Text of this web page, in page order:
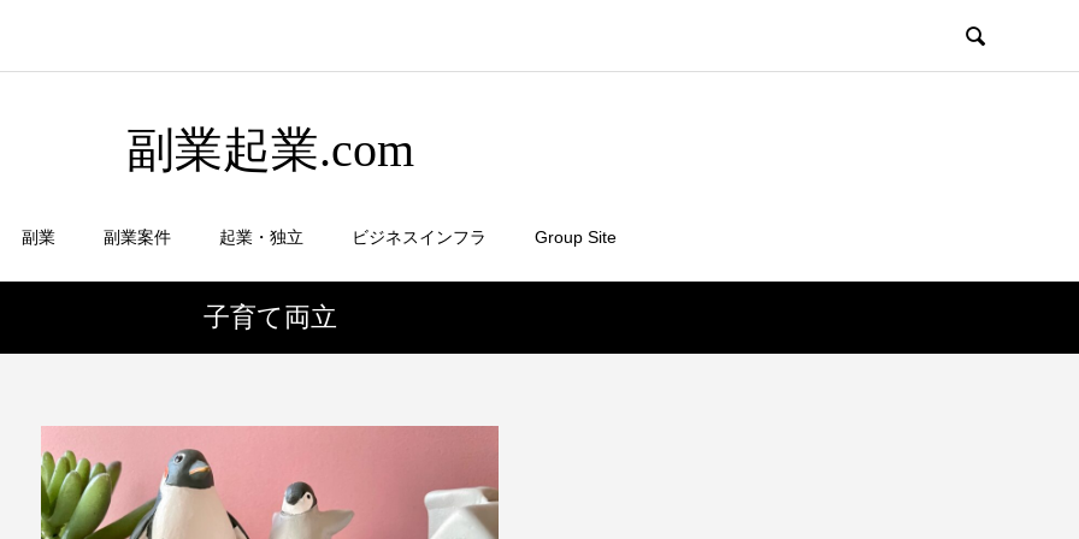

副業起業.com
副業 副業案件 起業・独立 ビジネスインフラ Group Site
子育て両立